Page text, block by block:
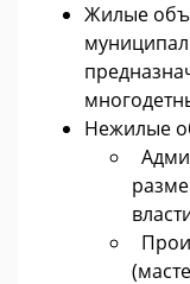
Жилые
Нежилые